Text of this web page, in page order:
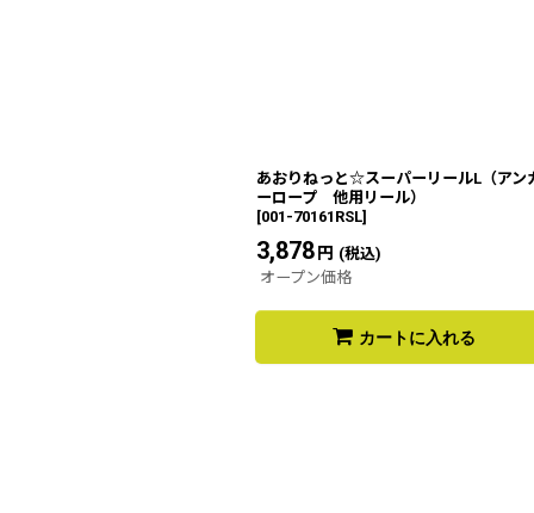
あおりねっと☆スーパーリールL（アン
ーロープ 他用リール）
[001-70161RSL]
3,878円 (税込)
オープン価格
カートに入れる